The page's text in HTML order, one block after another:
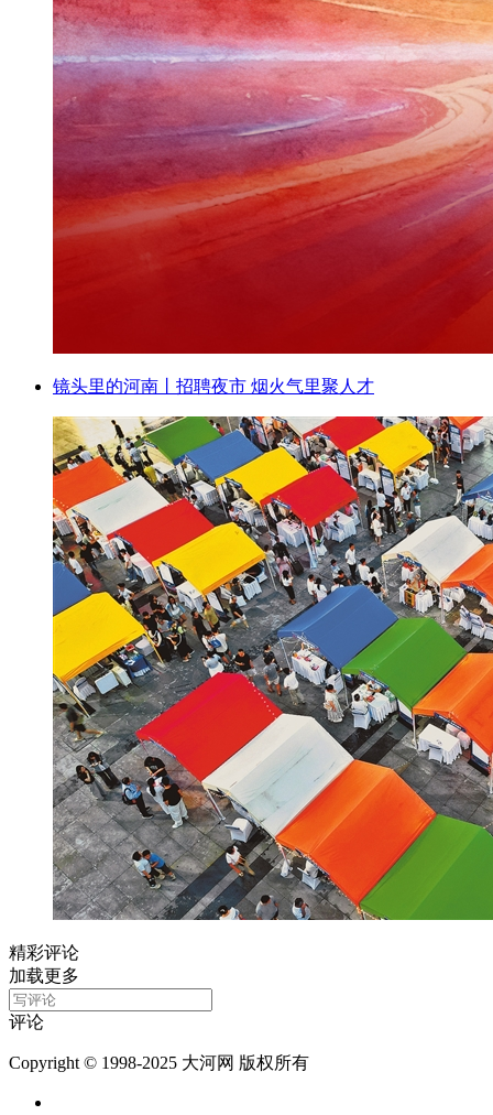
镜头里的河南丨招聘夜市 烟火气里聚人才
精彩评论
加载更多
评论
Copyright © 1998-2025 大河网 版权所有